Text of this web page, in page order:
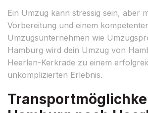
Ein Umzug kann stressig sein, aber
Vorbereitung und einem
Umzugsunternehmen wie
Hamburg wird dein Umzug von
Heerlen-Kerkrade zu einem
unkomplizierten Erlebnis.